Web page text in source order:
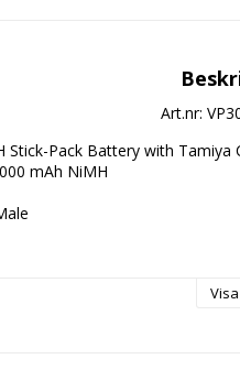
Art.nr:
Stick-Pack Battery with Tamiya
mAh NiMH